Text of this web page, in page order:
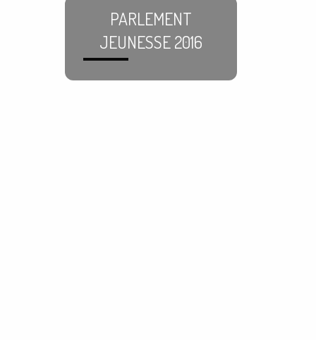
PARLEMENT
JEUNESSE 2016